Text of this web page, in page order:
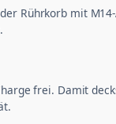
Rührkorb mit
frei. Damit